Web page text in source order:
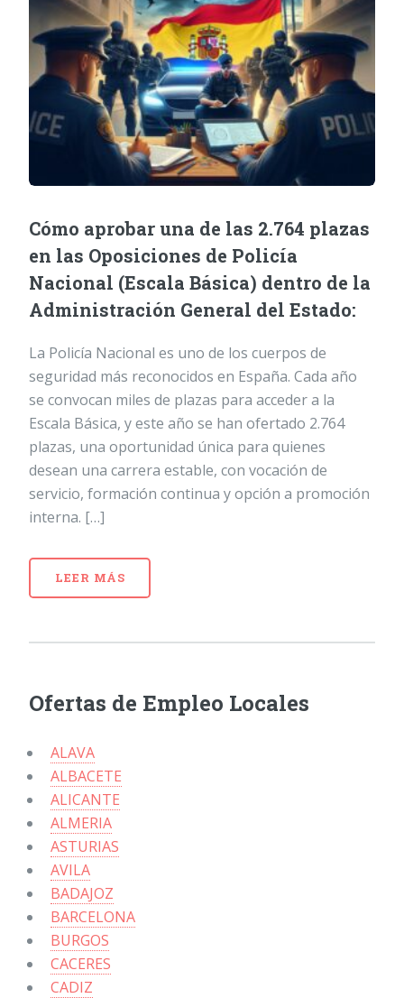
Cómo aprobar una de las 2.764 plazas
en las Oposiciones de Policía
Nacional (Escala Básica) dentro de la
Administración General del Estado:
La Policía Nacional es uno de los cuerpos de
seguridad más reconocidos en España. Cada año
se convocan miles de plazas para acceder a la
Escala Básica, y este año se han ofertado 2.764
plazas, una oportunidad única para quienes
desean una carrera estable, con vocación de
servicio, formación continua y opción a promoción
interna. […]
LEER MÁS
Ofertas de Empleo Locales
ALAVA
ALBACETE
ALICANTE
ALMERIA
ASTURIAS
AVILA
BADAJOZ
BARCELONA
BURGOS
CACERES
CADIZ